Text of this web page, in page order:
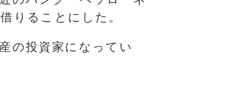
りることにした。
の投資家になってい